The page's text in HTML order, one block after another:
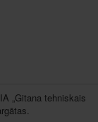
„Gitana tehniskais